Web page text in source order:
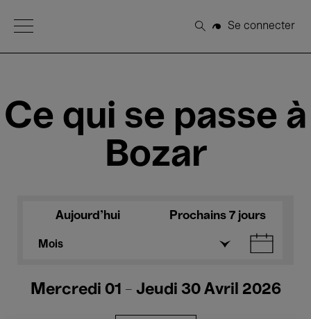
Open Menu
Rechercher
Se connecter
Ce qui se passe à
Bozar
Aujourd'hui Prochains 7 jours
Mois
Mercredi 01 - Jeudi 30 Avril 2026